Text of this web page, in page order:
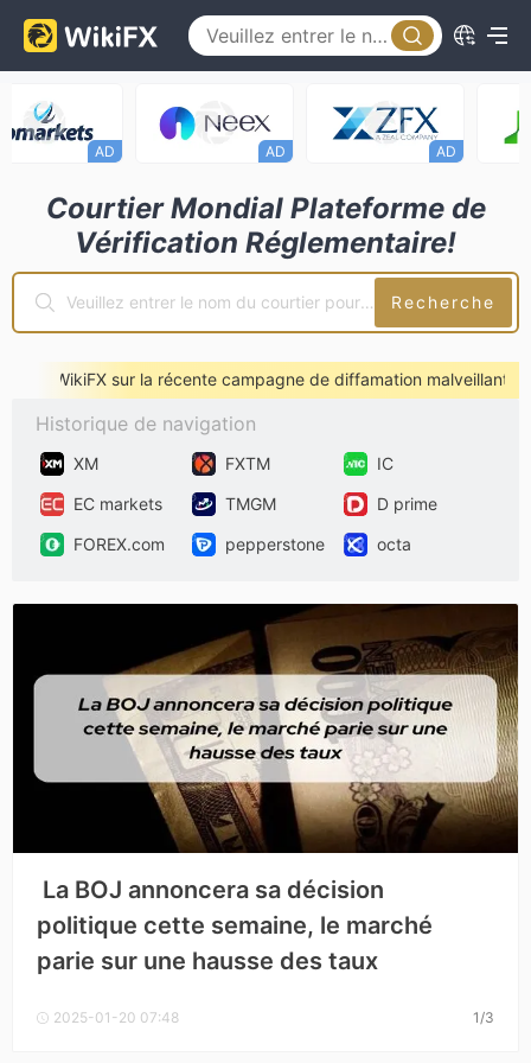
Courtier Mondial Plateforme de
Vérification Réglementaire!
Recherche
de WikiFX sur la récente campagne de diffamation malveillante
Historique de navigation
XM FXTM
IC
EC markets
TMGM
D prime
FOREX.com
pepperstone
octa
VT Markets
GTCFX
La police britannique récupère 28
millions de livres volés à une
2025-01-20 07:48 2/3